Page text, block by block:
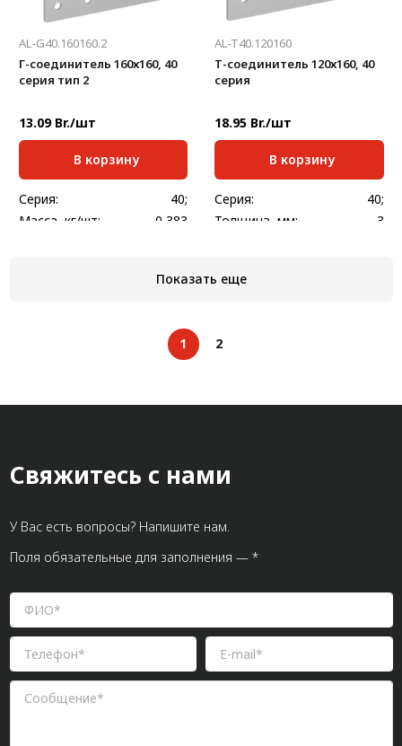
AL-G40.160160.2
Г-соединитель 160х160, 40
серия тип 2
13.09 Br./шт
В корзину
Серия:
40;
Масса, кг/шт:
0,383
AL-T40.120160
Т-соединитель 120х160, 40
серия
18.95 Br./шт
В корзину
Серия:
40;
Толщина, мм:
3
Показать еще
1 2
Свяжитесь с нами
У Вас есть вопросы? Напишите нам.
Поля обязательные для заполнения — *